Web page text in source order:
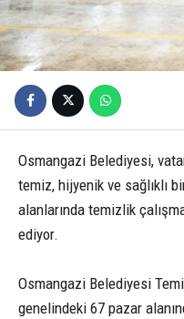
Osmangazi Belediyesi,
temiz, hijyenik ve sağlıklı
alanlarında temizlik
ediyor.
Osmangazi Belediyesi
genelindeki 67 pazar